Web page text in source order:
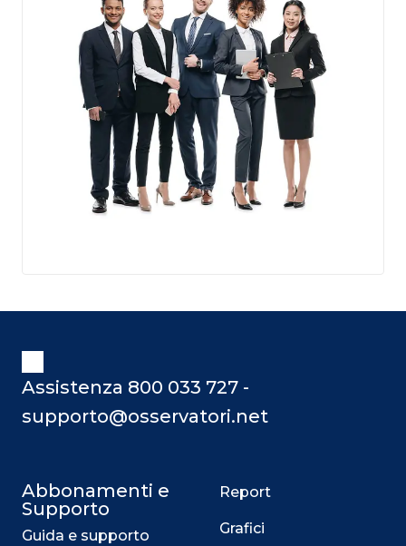
Assistenza 800 033 727 -
supporto@osservatori.net
Abbonamenti e
Supporto
Guida e supporto
Report
Grafici